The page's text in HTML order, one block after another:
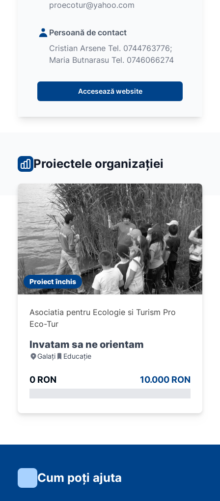
proecotur@yahoo.com
Persoană de contact
Cristian Arsene Tel. 0744763776;
Maria Butnarasu Tel. 0746066274
Accesează website
Proiectele organizației
Proiect închis
Asociatia pentru Ecologie si Turism Pro
Eco-Tur
Invatam sa ne orientam
Galați Educație
0 RON 10.000 RON
Cum poți ajuta